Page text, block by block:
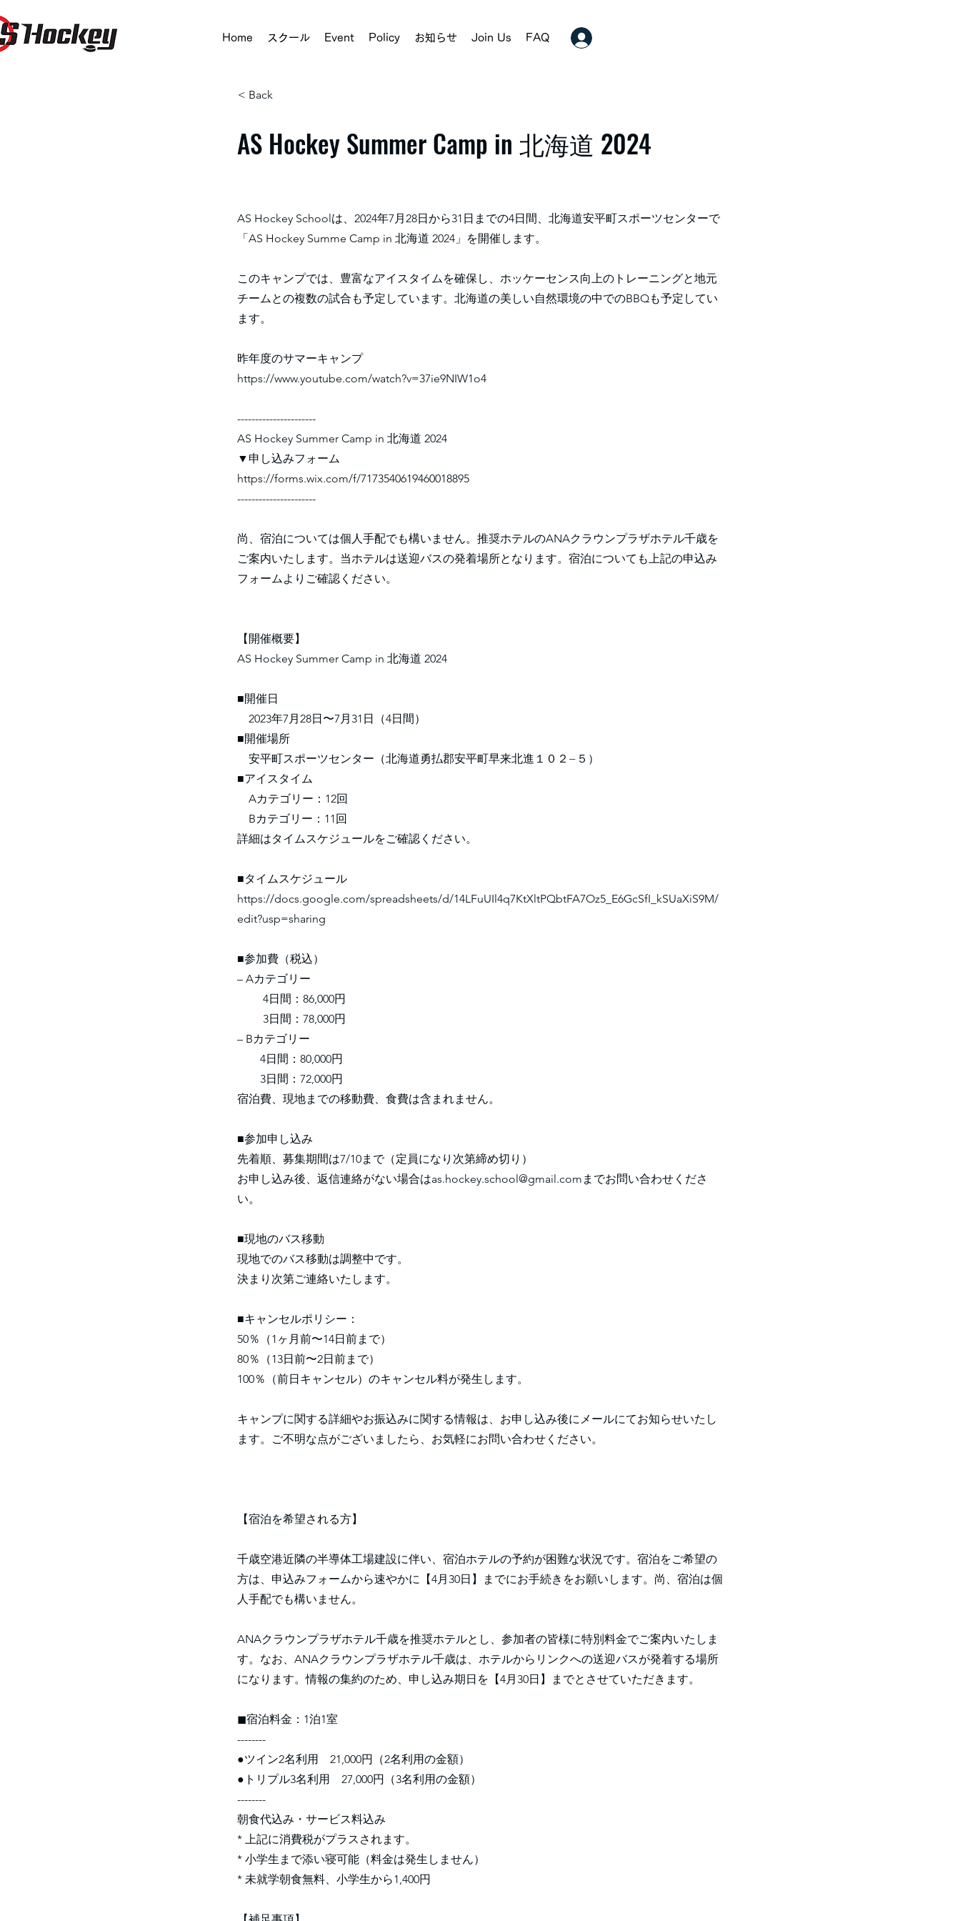
Home スクール Event Policy お知らせ Join Us FAQ
< Back
AS Hockey Summer Camp in 北海道 2024
AS Hockey Schoolは、2024年7月28日から31日までの4日間、北海道安平町スポーツセンターで
「AS Hockey Summe Camp in 北海道 2024」を開催します。
このキャンプでは、豊富なアイスタイムを確保し、ホッケーセンス向上のトレーニングと地元
チームとの複数の試合も予定しています。北海道の美しい自然環境の中でのBBQも予定してい
ます。
昨年度のサマーキャンプ
https://www.youtube.com/watch?v=37ie9NIW1o4
----------------------
AS Hockey Summer Camp in 北海道 2024
▼申し込みフォーム
https://forms.wix.com/f/7173540619460018895
----------------------
尚、宿泊については個人手配でも構いません。推奨ホテルのANAクラウンプラザホテル千歳を
ご案内いたします。当ホテルは送迎バスの発着場所となります。宿泊についても上記の申込み
フォームよりご確認ください。
【開催概要】
AS Hockey Summer Camp in 北海道 2024
■開催日
2023年7月28日〜7月31日（4日間）
■開催場所
安平町スポーツセンター（北海道勇払郡安平町早来北進１０２−５）
■アイスタイム
Aカテゴリー：12回
Bカテゴリー：11回
詳細はタイムスケジュールをご確認ください。
■タイムスケジュール
https://docs.google.com/spreadsheets/d/14LFuUIl4q7KtXltPQbtFA7Oz5_E6GcSfI_kSUaXiS9M/
edit?usp=sharing
■参加費（税込）
– Aカテゴリー
4日間：86,000円
3日間：78,000円
– Bカテゴリー
4日間：80,000円
3日間：72,000円
宿泊費、現地までの移動費、食費は含まれません。
■参加申し込み
先着順、募集期間は7/10まで（定員になり次第締め切り）
お申し込み後、返信連絡がない場合はas.hockey.school@gmail.com までお問い合わせくださ
い。
■現地のバス移動
現地でのバス移動は調整中です。
決まり次第ご連絡いたします。
■キャンセルポリシー：
50％（1ヶ月前〜14日前まで）
80％（13日前〜2日前まで）
100％（前日キャンセル）のキャンセル料が発生します。
キャンプに関する詳細やお振込みに関する情報は、お申し込み後にメールにてお知らせいたし
ます。ご不明な点がございましたら、お気軽にお問い合わせください。
【宿泊を希望される方】
千歳空港近隣の半導体工場建設に伴い、宿泊ホテルの予約が困難な状況です。宿泊をご希望の
方は、申込みフォームから速やかに【4月30日】までにお手続きをお願いします。尚、宿泊は個
人手配でも構いません。
ANAクラウンプラザホテル千歳を推奨ホテルとし、参加者の皆様に特別料金でご案内いたしま
す。なお、ANAクラウンプラザホテル千歳は、ホテルからリンクへの送迎バスが発着する場所
になります。情報の集約のため、申し込み期日を【4月30日】までとさせていただきます。
◼︎宿泊料金：1泊1室
--------
●ツイン2名利用 21,000円（2名利用の金額）
●トリプル3名利用 27,000円（3名利用の金額）
--------
朝食代込み・サービス料込み
* 上記に消費税がプラスされます。
* 小学生まで添い寝可能（料金は発生しません）
* 未就学朝食無料、小学生から1,400円